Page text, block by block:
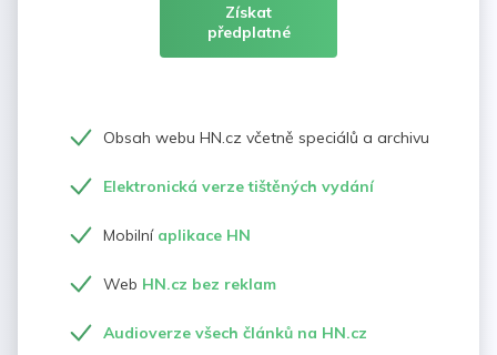
Získat
předplatné
Obsah webu HN.cz včetně speciálů a archivu
Elektronická verze tištěných vydání
Mobilní aplikace HN
Web HN.cz bez reklam
Audioverze všech článků na HN.cz